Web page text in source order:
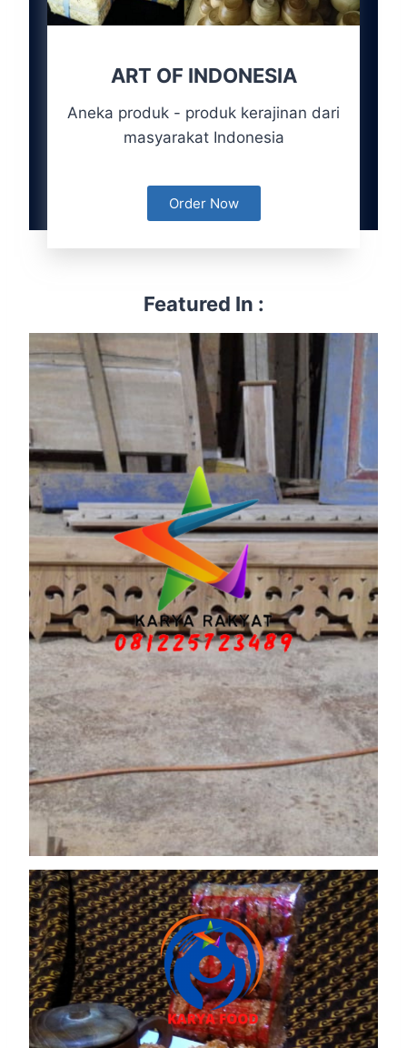
ART OF INDONESIA
Aneka produk - produk kerajinan dari
masyarakat Indonesia
Order Now
Featured In :